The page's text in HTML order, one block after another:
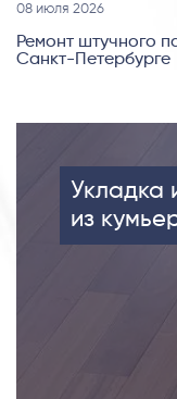
08 июля 2026
Ремонт штучного
Санкт-Петербурге
Укладка
из